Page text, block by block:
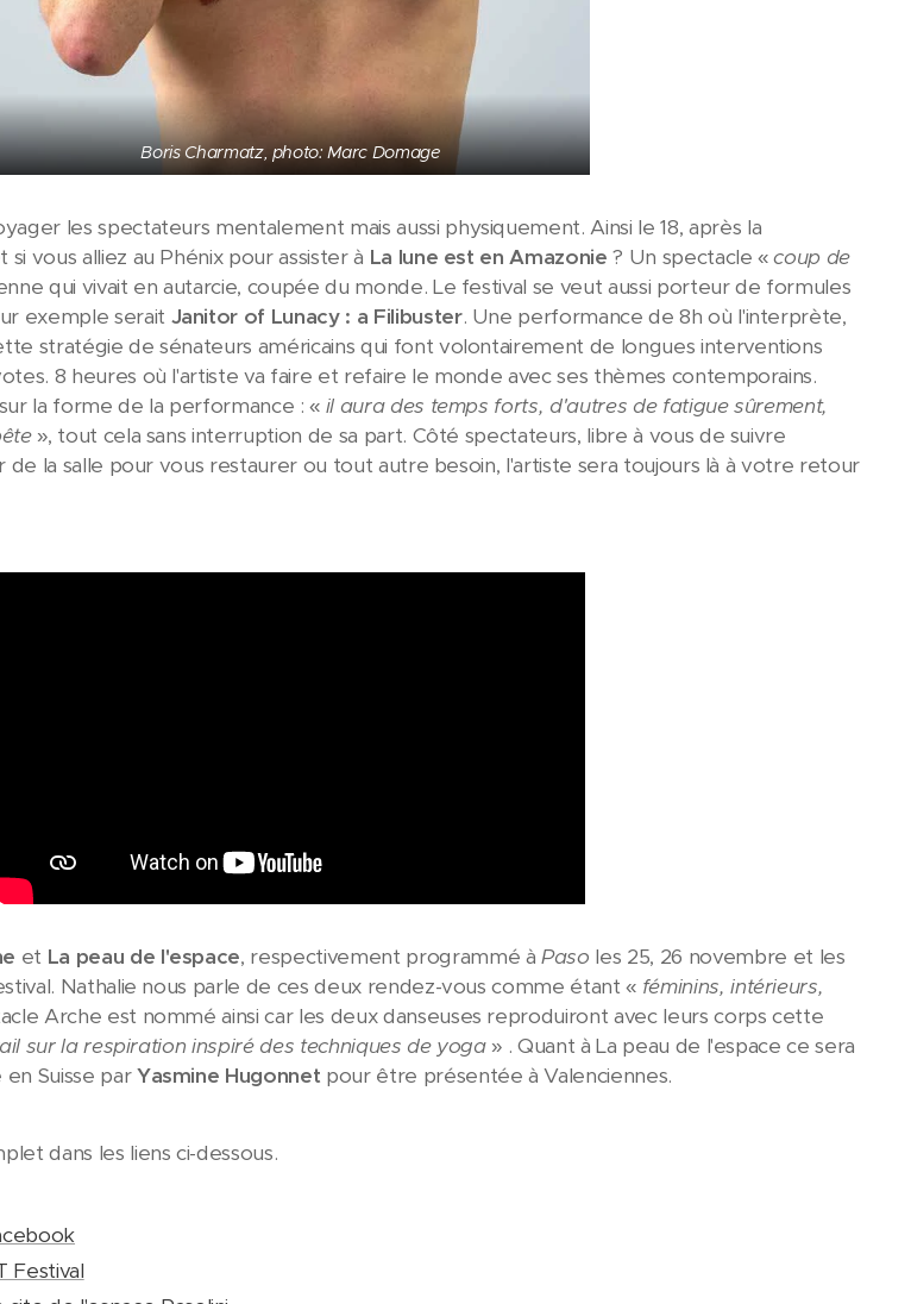
Boris Charmatz, photo: Marc Domage
les spectateurs mentalement mais aussi physiquement. Ainsi le 18, après la
vous alliez au Phénix pour assister à La lune est en Amazonie? Un spectacle «coup de
qui vivait en autarcie, coupée du monde. Le festival se veut aussi porteur de formules
exemple serait Janitor of Lunacy : a Filibuster. Une performance de 8h où l'interprète,
stratégie de sénateurs américains qui font volontairement de longues interventions
8 heures où l'artiste va faire et refaire le monde avec ses thèmes contemporains.
la forme de la performance : « il aura des temps forts, d'autres de fatigue sûrement,
», tout cela sans interruption de sa part. Côté spectateurs, libre à vous de suivre
la salle pour vous restaurer ou tout autre besoin, l'artiste sera toujours là à votre retour
et La peau de l'espace, respectivement programmé àPaso les 25, 26 novembre et les
Nathalie nous parle de ces deux rendez-vous comme étant «féminins, intérieurs,
Arche est nommé ainsi car les deux danseuses reproduiront avec leurs corps cette
sur la respiration inspiré des techniques de yoga» . Quant à La peau de l'espace ce sera
Suisse parYasmine Hugonnet pour être présentée à Valenciennes.
dans les liens ci-dessous.
Festival